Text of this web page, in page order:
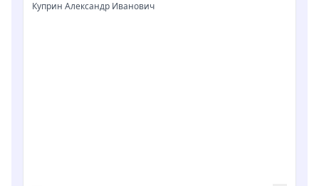
Куприн Александр Иванович